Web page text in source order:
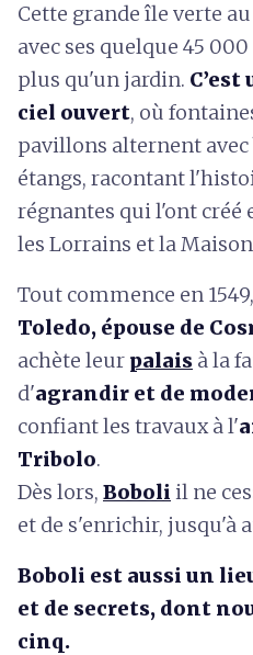
Cette grande île verte
avec ses quelque 45
plus qu'un jardin.
ciel ouvert, où
pavillons alternent avec
étangs, racontant
régnantes qui l'ont créé
les Lorrains et la Maison
Tout commence en
Toledo, épouse de
achète leur palais à la
d'agrandir et de
confiant les travaux à l'
Tribolo.
Dès lors, Boboli il ne
et de s'enrichir, jusqu'à
Boboli est aussi un
et de secrets, dont
cinq.